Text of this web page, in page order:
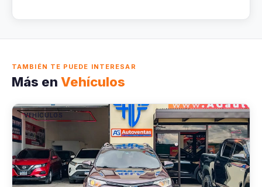
TAMBIÉN TE PUEDE INTERESAR
Más en Vehículos
VEHÍCULOS